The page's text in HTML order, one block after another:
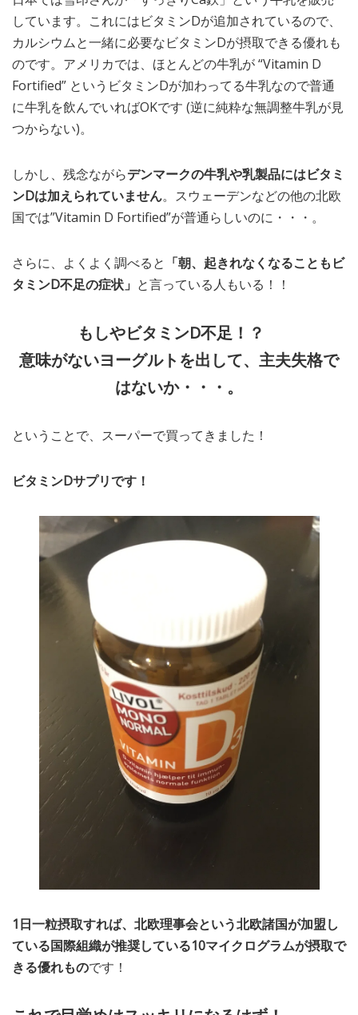
しています。これにはビタミンDが追加されているので、
カルシウムと一緒に必要なビタミンDが摂取できる優れも
のです。アメリカでは、ほとんどの牛乳が “Vitamin D
Fortified” というビタミンDが加わってる牛乳なので普通
に牛乳を飲んでいればOKです (逆に純粋な無調整牛乳が見
つからない)。
しかし、残念ながらデンマークの牛乳や乳製品にはビタミ
ンDは加えられていません。スウェーデンなどの他の北欧
国では”Vitamin D Fortified”が普通らしいのに・・・。
さらに、よくよく調べると 「朝、起きれなくなることも ビ
タミンD不足の症状 」 と言っている人もいる！！
もしやビタミンD不足！？
意味がないヨーグルトを出して、主夫失格で
はないか・・・。
ということで、スーパーで買ってきました！
ビタミンDサプリです！
1日一粒摂取すれば、北欧理事会という北欧諸国が加盟し
ている国際組織が推奨している10マイクログラムが摂取で
きる優れものです！